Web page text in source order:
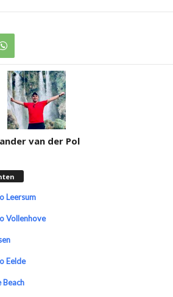
van der Pol
Leersum
Vollenhove
Eelde
Beach